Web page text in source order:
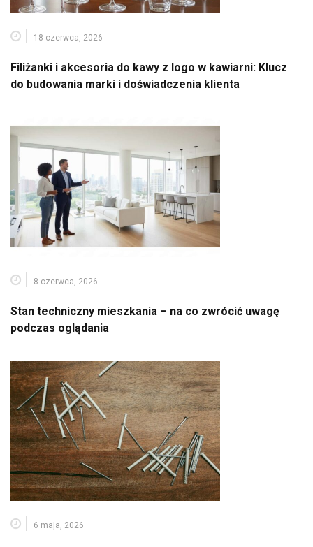
18 czerwca, 2026
Filiżanki i akcesoria do kawy z logo w kawiarni: Klucz
do budowania marki i doświadczenia klienta
8 czerwca, 2026
Stan techniczny mieszkania – na co zwrócić uwagę
podczas oglądania
6 maja, 2026